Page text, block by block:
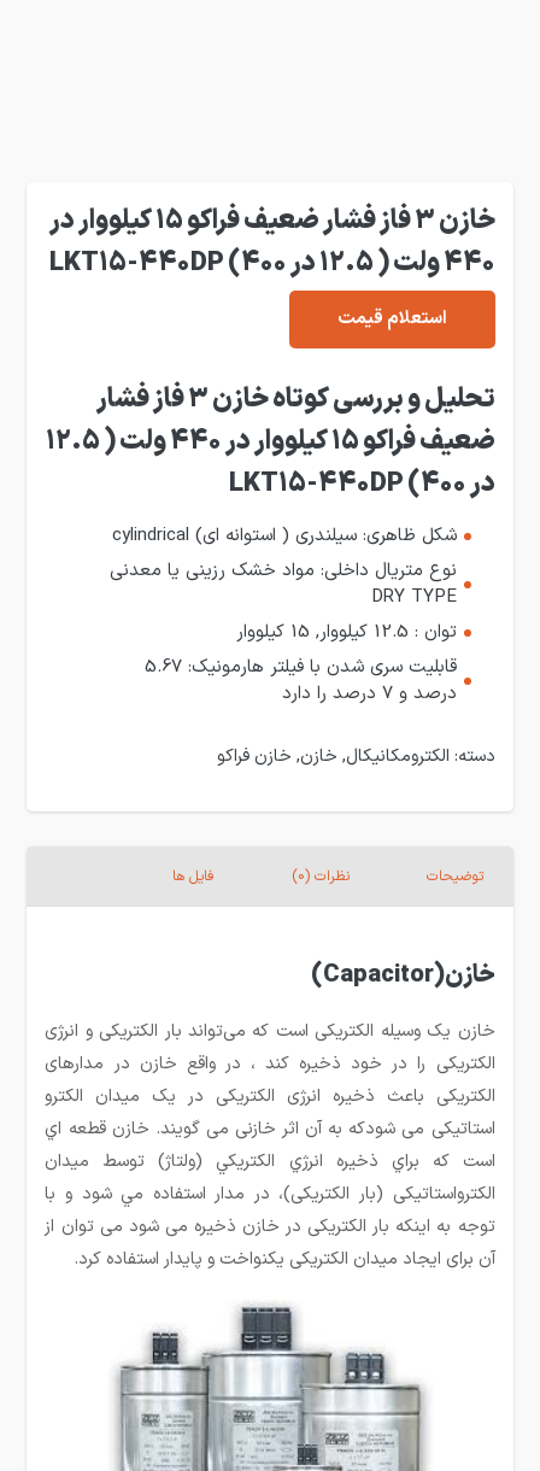
خازن 3 فاز فشار ضعیف فراکو 15 کیلووار در
440 ولت ( 12.5 در 400) LKT15-440DP
استعلام قیمت
تحلیل و بررسی کوتاه خازن 3 فاز فشار
ضعیف فراکو 15 کیلووار در 440 ولت ( 12.5
در 400) LKT15-440DP
شکل ظاهری: سیلندری ( استوانه ای) cylindrical
نوع متریال داخلی: مواد خشک رزینی یا معدنی
DRY TYPE
توان : 12.5 کیلووار, 15 کیلووا
ر
قابلیت سری شدن با فیلتر هارمونیک: 5.67
درصد و 7 درصد را دارد
دسته: الکترومکانیکال, خازن, خازن فراکو
توضیحات نظرات (0) فایل ها
خازن(Capacitor)
خازن یک وسیله الکتریکی است که می‌تواند بار الکتریکی و انرژی
الکتریکی را در خود ذخیره کند ، در واقع خازن در مدارهای
الکتریکی باعث ذخیره انرژی الکتریکی در یک میدان الکترو
استاتیکی می شودکه به آن اثر خازنی می گویند. خازن قطعه اي
است که براي ذخيره انرژي الکتريکي (ولتاژ) توسط میدان
الکترواستاتیکی (بار الکتریکی)، در مدار استفاده مي شود و با
توجه به اینکه بار الکتریکی در خازن ذخیره می شود می توان از
آن برای ایجاد میدان الکتریکی یکنواخت و پایدار استفاده کرد.